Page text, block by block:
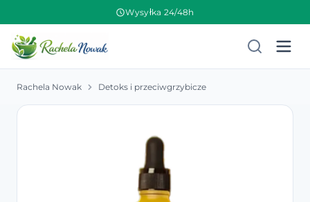
Wysyłka 24/48h
Rachela Nowak Detoks i przeciwgrzybicze